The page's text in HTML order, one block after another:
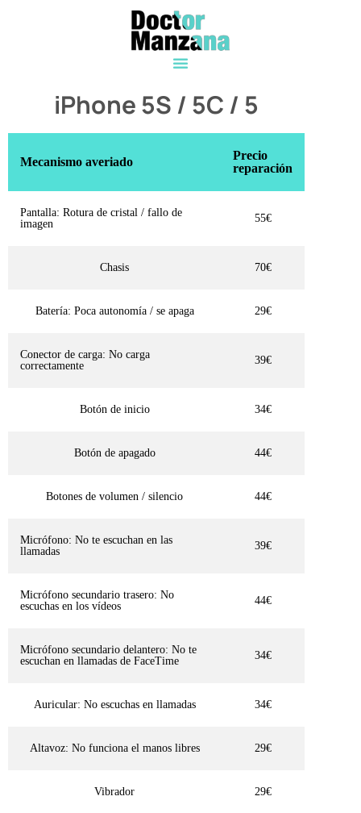
iPhone 5S / 5C / 5
Mecanismo averiado
Precio
reparación
Pantalla: Rotura de cristal / fallo de
imagen
55€
Chasis 70€
Batería: Poca autonomía / se apaga 29€
Conector de carga: No carga
correctamente
39€
Botón de inicio 34€
Botón de apagado 44€
Botones de volumen / silencio 44€
Micrófono: No te escuchan en las
llamadas
39€
Micrófono secundario trasero: No
escuchas en los vídeos
44€
Micrófono secundario delantero: No te
escuchan en llamadas de FaceTime
34€
Auricular: No escuchas en llamadas 34€
Altavoz: No funciona el manos libres 29€
Vibrador 29€